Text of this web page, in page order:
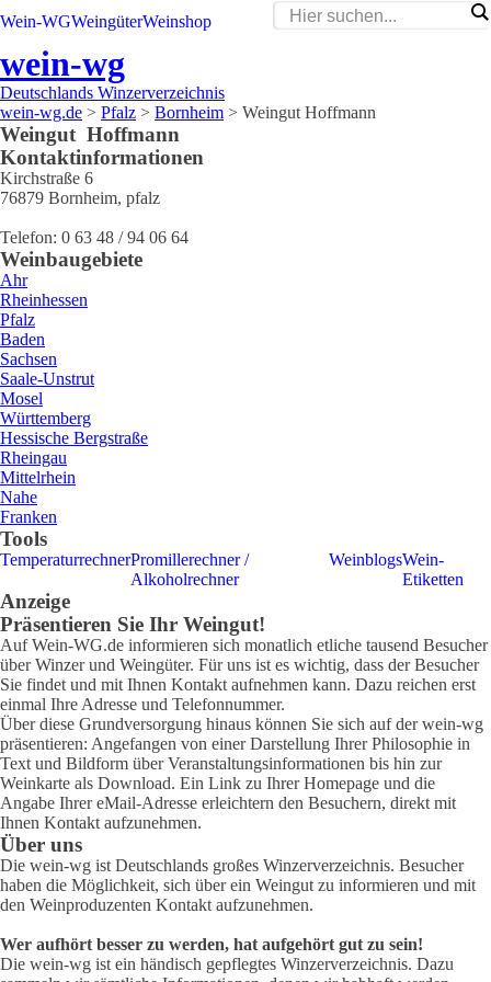
Wein-WGWeingüterWeinshop
wein-wg
Deutschlands Winzerverzeichnis
wein-wg.de > Pfalz > Bornheim > Weingut Hoffmann
Weingut Hoffmann
Kontaktinformationen
Kirchstraße 6
76879 Bornheim, pfalz
Telefon: 0 63 48 / 94 06 64
Weinbaugebiete
Ahr
Rheinhessen
Pfalz
Baden
Sachsen
Saale-Unstrut
Mosel
Württemberg
Hessische Bergstraße
Rheingau
Mittelrhein
Nahe
Franken
Tools
TemperaturrechnerPromillerechner /
Alkoholrechner
WeinblogsWein-
Etiketten
Anzeige
Präsentieren Sie Ihr Weingut!
Auf Wein-WG.de informieren sich monatlich etliche tausend Besucher
über Winzer und Weingüter. Für uns ist es wichtig, dass der Besucher
Sie findet und mit Ihnen Kontakt aufnehmen kann. Dazu reichen erst
einmal Ihre Adresse und Telefonnummer.
Über diese Grundversorgung hinaus können Sie sich auf der wein-wg
präsentieren: Angefangen von einer Darstellung Ihrer Philosophie in
Text und Bildform über Veranstaltungsinformationen bis hin zur
Weinkarte als Download. Ein Link zu Ihrer Homepage und die
Angabe Ihrer eMail-Adresse erleichtern den Besuchern, direkt mit
Ihnen Kontakt aufzunehmen.
Über uns
Die wein-wg ist Deutschlands großes Winzerverzeichnis. Besucher
haben die Möglichkeit, sich über ein Weingut zu informieren und mit
den Weinproduzenten Kontakt aufzunehmen.
Wer aufhört besser zu werden, hat aufgehört gut zu sein!
Die wein-wg ist ein händisch gepflegtes Winzerverzeichnis. Dazu